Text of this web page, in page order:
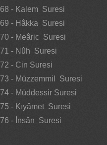
68 - Kalem Suresi
69 - Hâkka Suresi
70 - Meâric Suresi
71 - Nûh Suresi
72 - Cin Suresi
73 - Müzzemmil Suresi
74 - Müddessir Suresi
75 - Kıyâmet Suresi
76 - İnsân Suresi